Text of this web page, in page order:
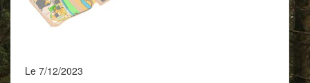
Le 7/12/2023